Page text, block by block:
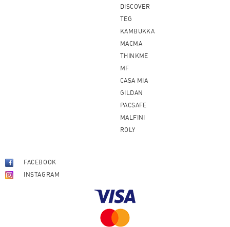
DISCOVER
TEG
KAMBUKKA
MACMA
THINKME
MF
CASA MIA
GILDAN
PACSAFE
MALFINI
ROLY
FACEBOOK
INSTAGRAM